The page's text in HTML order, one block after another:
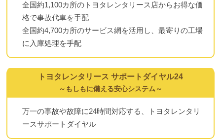
全国約1,100カ所のトヨタレンタリース店からお得な価
格で事故代車を手配
全国約4,700カ所のサービス網を活用し、最寄りの工場
に入庫処理を手配
トヨタレンタリース サポートダイヤル24
～もしもに備える安心システム～
万一の事故や故障に24時間対応する、トヨタレンタリ
ースサポートダイヤル